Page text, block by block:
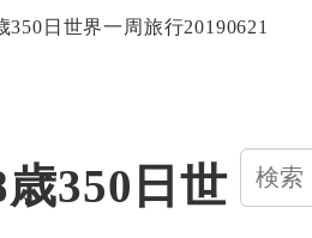
日世界一周旅行20190621
350日世
検
索